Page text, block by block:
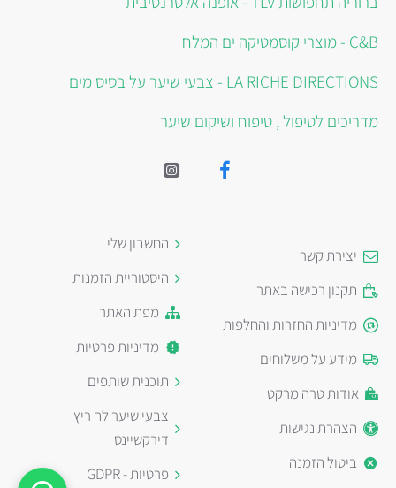
C&B - מוצרי קוסמטיקה ים המלח
LA RICHE DIRECTIONS - צבעי שיער על בסיס מים
מדריכים לטיפול , טיפוח ושיקום שיער
יצירת קשר
תקנון רכישה באתר
מדיניות החזרות והחלפות
מידע על משלוחים
אודות טרה מרקט
הצהרת נגישות
ביטול הזמנה
החשבון שלי
היסטוריית הזמנות
מפת האתר
מדיניות פרטיות
תוכנית שותפים
צבעי שיער לה ריץ
דירקשיינס
פרטיות - GDPR